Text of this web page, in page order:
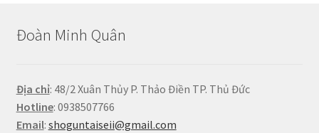
Đoàn Minh Quân
Địa chỉ: 48/2 Xuân Thủy P. Thảo Điền TP. Thủ Đức
Hotline: 0938507766
Email: shoguntaiseii@gmail.com